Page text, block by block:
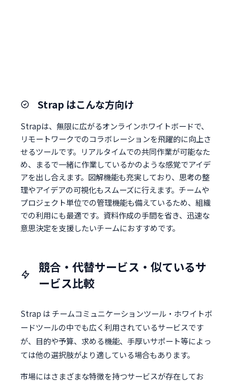
Strap はこんな方向け
Strapは、無限に広がるオンラインホワイトボードで、
リモートワークでのコラボレーションを飛躍的に向上さ
せるツールです。リアルタイムでの共同作業が可能なた
め、まるで一緒に作業しているかのような感覚でアイデ
アを出し合えます。図解機能も充実しており、思考の整
理やアイデアの可視化もスムーズに行えます。チームや
プロジェクト単位での管理機能も備えているため、組織
での利用にも最適です。資料作成の手間を省き、迅速な
意思決定を支援したいチームにおすすめです。
競合・代替サービス・似ているサ
ービス比較
Strap は チームコミュニケーションツール・ホワイトボ
ードツールの中でも広く利用されているサービスです
が、目的や予算、求める機能、手厚いサポート等によっ
ては他の選択肢がより適している場合もあります。
市場にはさまざまな特徴を持つサービスが存在してお